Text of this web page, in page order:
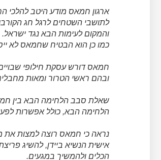
ארגון חמאס מודע היטב להלכי
לתושבי השטחים לרגל חג הקורבן
והמקום לעימות הבא נגד ישראל.
כמו כן הוא הבטיח שחמאס לא
ובהם ראשי הטרור ומאות
שאלת סבב הלחימה הבא בין
הלחימה הבא, כולל אפשרות
נראה כי חמאס רוצה למצות את
אישית הנשיא ביידן, להשיג
הכלים ולהמשיך במגעים.